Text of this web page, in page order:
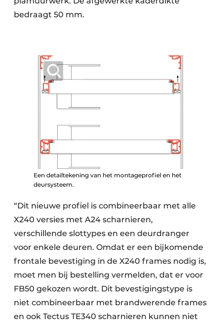
bedraagt 50 mm.
Een detailtekening van het montageprofiel en het
deursysteem.
“Dit nieuwe profiel is combineerbaar met alle
X240 versies met A24 scharnieren,
verschillende slottypes en een deurdranger
voor enkele deuren. Omdat er een bijkomende
frontale bevestiging in de X240 frames nodig is,
moet men bij bestelling vermelden, dat er voor
FB50 gekozen wordt. Dit bevestigingstype is
niet combineerbaar met brandwerende frames
en ook Tectus TE340 scharnieren kunnen niet